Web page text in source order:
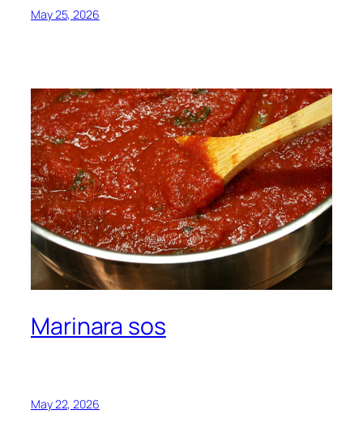
May 25, 2026
Marinara sos
May 22, 2026